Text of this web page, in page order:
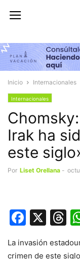
Inicio Internacionales
Internacionales
Irak ha
este
Por Liset Orellana -
X
La invasión
crimen de este